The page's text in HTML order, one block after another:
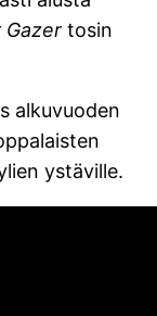
Gazer tosin
alkuvuoden
ystäville.